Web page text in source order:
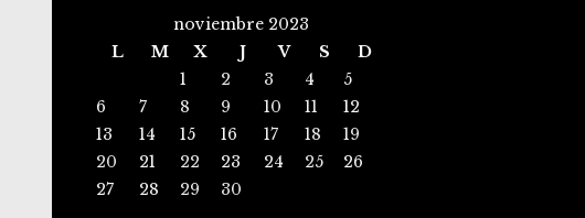
noviembre 2023
L
M X J V S
D
1
2 3 4
5
6
7 8 9 10 11
12
13
14 15 16 17 18
19
20
21 22 23 24 25
26
27
28 29 30